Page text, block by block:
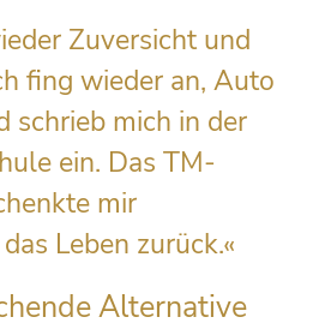
Zuversicht und
fing wieder an, Auto
schrieb mich in der
ein. Das TM-
mir
Leben zurück.«
Alternative